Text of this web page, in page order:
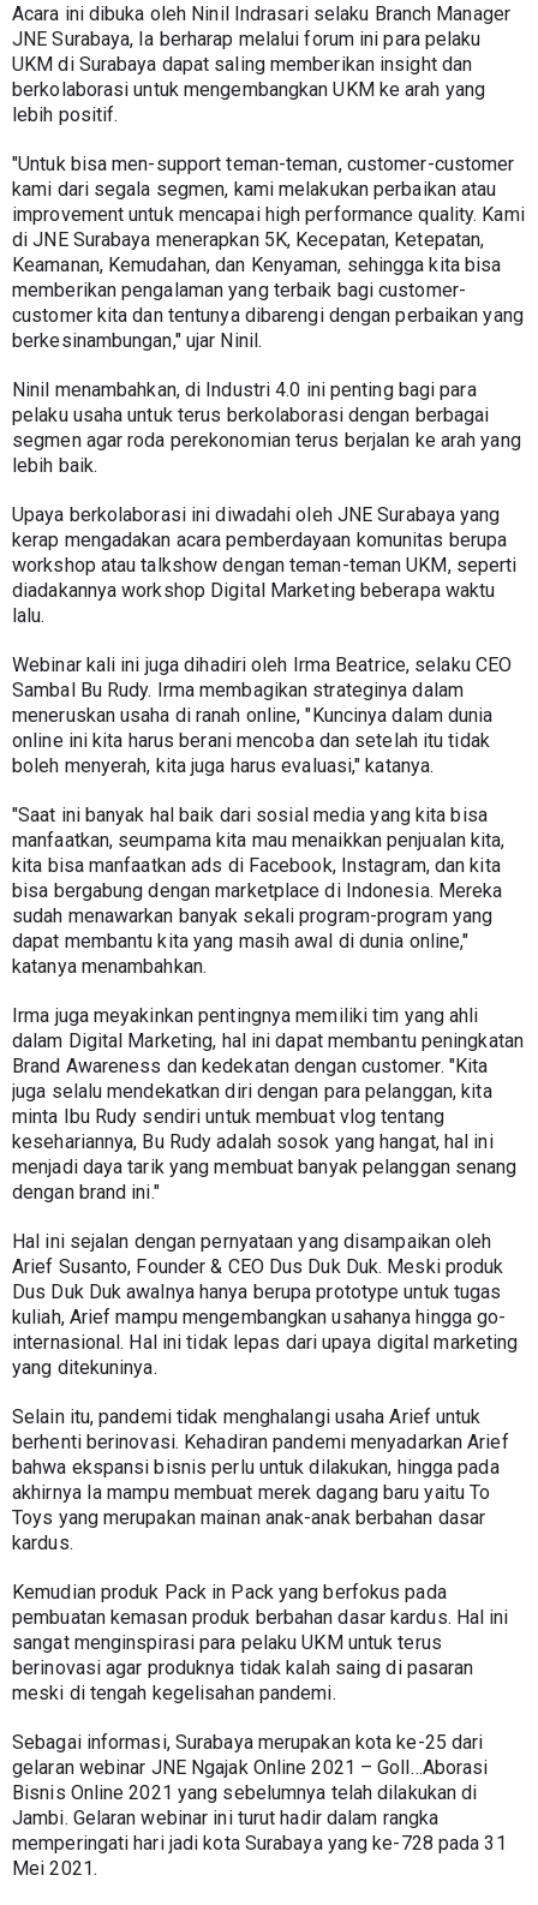
Acara ini dibuka oleh Ninil Indrasari selaku Branch Manager
JNE Surabaya, Ia berharap melalui forum ini para pelaku
UKM di Surabaya dapat saling memberikan insight dan
berkolaborasi untuk mengembangkan UKM ke arah yang
lebih positif.
"Untuk bisa men-support teman-teman, customer-customer
kami dari segala segmen, kami melakukan perbaikan atau
improvement untuk mencapai high performance quality. Kami
di JNE Surabaya menerapkan 5K, Kecepatan, Ketepatan,
Keamanan, Kemudahan, dan Kenyaman, sehingga kita bisa
memberikan pengalaman yang terbaik bagi customer-
customer kita dan tentunya dibarengi dengan perbaikan yang
berkesinambungan," ujar Ninil.
Ninil menambahkan, di Industri 4.0 ini penting bagi para
pelaku usaha untuk terus berkolaborasi dengan berbagai
segmen agar roda perekonomian terus berjalan ke arah yang
lebih baik.
Upaya berkolaborasi ini diwadahi oleh JNE Surabaya yang
kerap mengadakan acara pemberdayaan komunitas berupa
workshop atau talkshow dengan teman-teman UKM, seperti
diadakannya workshop Digital Marketing beberapa waktu
lalu.
Webinar kali ini juga dihadiri oleh Irma Beatrice, selaku CEO
Sambal Bu Rudy. Irma membagikan strateginya dalam
meneruskan usaha di ranah online, "Kuncinya dalam dunia
online ini kita harus berani mencoba dan setelah itu tidak
boleh menyerah, kita juga harus evaluasi," katanya.
"Saat ini banyak hal baik dari sosial media yang kita bisa
manfaatkan, seumpama kita mau menaikkan penjualan kita,
kita bisa manfaatkan ads di Facebook, Instagram, dan kita
bisa bergabung dengan marketplace di Indonesia. Mereka
sudah menawarkan banyak sekali program-program yang
dapat membantu kita yang masih awal di dunia online,"
katanya menambahkan.
Irma juga meyakinkan pentingnya memiliki tim yang ahli
dalam Digital Marketing, hal ini dapat membantu peningkatan
Brand Awareness dan kedekatan dengan customer. "Kita
juga selalu mendekatkan diri dengan para pelanggan, kita
minta Ibu Rudy sendiri untuk membuat vlog tentang
kesehariannya, Bu Rudy adalah sosok yang hangat, hal ini
menjadi daya tarik yang membuat banyak pelanggan senang
dengan brand ini."
Hal ini sejalan dengan pernyataan yang disampaikan oleh
Arief Susanto, Founder & CEO Dus Duk Duk. Meski produk
Dus Duk Duk awalnya hanya berupa prototype untuk tugas
kuliah, Arief mampu mengembangkan usahanya hingga go-
internasional. Hal ini tidak lepas dari upaya digital marketing
yang ditekuninya.
Selain itu, pandemi tidak menghalangi usaha Arief untuk
berhenti berinovasi. Kehadiran pandemi menyadarkan Arief
bahwa ekspansi bisnis perlu untuk dilakukan, hingga pada
akhirnya Ia mampu membuat merek dagang baru yaitu To
Toys yang merupakan mainan anak-anak berbahan dasar
kardus.
Kemudian produk Pack in Pack yang berfokus pada
pembuatan kemasan produk berbahan dasar kardus. Hal ini
sangat menginspirasi para pelaku UKM untuk terus
berinovasi agar produknya tidak kalah saing di pasaran
meski di tengah kegelisahan pandemi.
Sebagai informasi, Surabaya merupakan kota ke-25 dari
gelaran webinar JNE Ngajak Online 2021 – Goll…Aborasi
Bisnis Online 2021 yang sebelumnya telah dilakukan di
Jambi. Gelaran webinar ini turut hadir dalam rangka
memperingati hari jadi kota Surabaya yang ke-728 pada 31
Mei 2021.